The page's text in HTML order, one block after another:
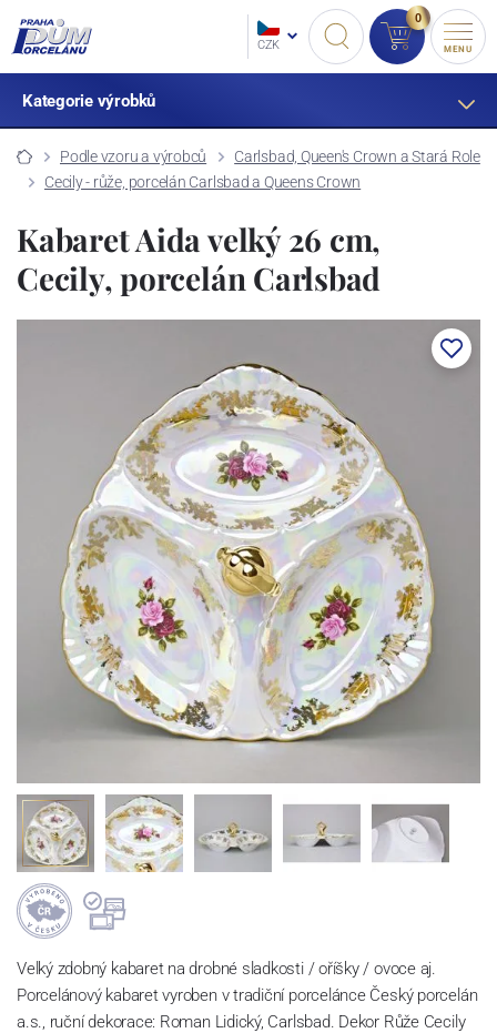
CZK
0
MENU
Kategorie výrobků
Podle vzoru a výrobců
Carlsbad, Queen's Crown a Stará Role
Cecily - růže, porcelán Carlsbad a Queens Crown
Kabaret Aida velký 26 cm,
Cecily, porcelán Carlsbad
Velký zdobný kabaret na drobné sladkosti / oříšky / ovoce aj.
Porcelánový kabaret vyroben v tradiční porcelánce Český porcelán
a.s., ruční dekorace: Roman Lidický, Carlsbad. Dekor Růže Cecily